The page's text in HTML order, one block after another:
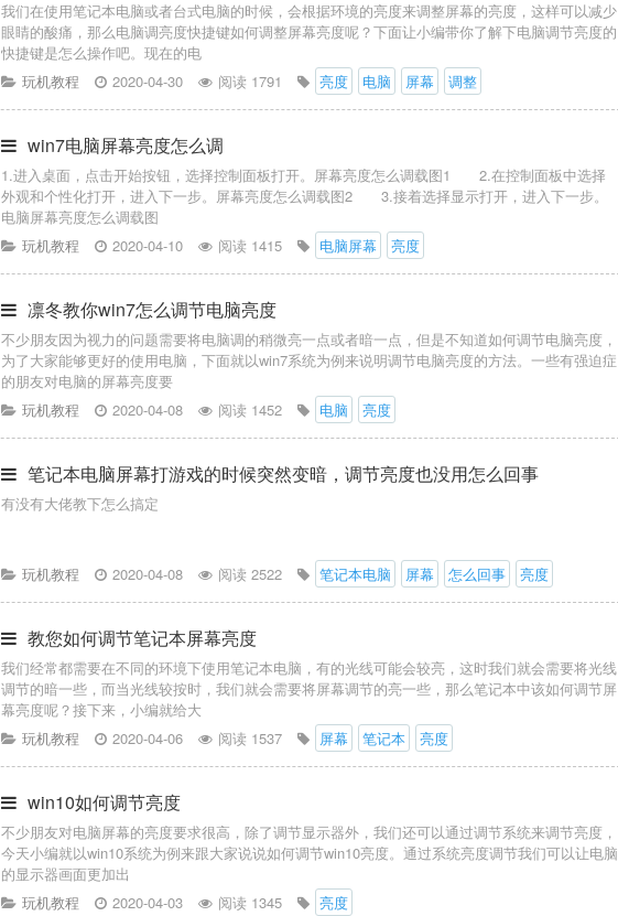
我们在使用笔记本电脑或者台式电脑的时候，会根据环境的亮度来调整屏幕的亮度，这样可以减少
眼睛的酸痛，那么电脑调亮度快捷键如何调整屏幕亮度呢？下面让小编带你了解下电脑调节亮度的
快捷键是怎么操作吧。现在的电
玩机教程
2020-04-30 阅读 1791 亮度 电脑 屏幕 调整
win7电脑屏幕亮度怎么调
1.进入桌面，点击开始按钮，选择控制面板打开。屏幕亮度怎么调载图1 2.在控制面板中选择
外观和个性化打开，进入下一步。屏幕亮度怎么调载图2 3.接着选择显示打开，进入下一步。
电脑屏幕亮度怎么调载图
玩机教程
2020-04-10 阅读 1415 电脑屏幕 亮度
凛冬教你win7怎么调节电脑亮度
不少朋友因为视力的问题需要将电脑调的稍微亮一点或者暗一点，但是不知道如何调节电脑亮度，
为了大家能够更好的使用电脑，下面就以win7系统为例来说明调节电脑亮度的方法。一些有强迫症
的朋友对电脑的屏幕亮度要
玩机教程
2020-04-08 阅读 1452 电脑 亮度
笔记本电脑屏幕打游戏的时候突然变暗，调节亮度也没用怎么回事
有没有大佬教下怎么搞定
玩机教程 2020-04-08 阅读 2522 笔记本电脑 屏幕 怎么回事 亮度
教您如何调节笔记本屏幕亮度
我们经常都需要在不同的环境下使用笔记本电脑，有的光线可能会较亮，这时我们就会需要将光线
调节的暗一些，而当光线较按时，我们就会需要将屏幕调节的亮一些，那么笔记本中该如何调节屏
幕亮度呢？接下来，小编就给大
玩机教程
2020-04-06 阅读 1537 屏幕 笔记本 亮度
win10如何调节亮度
不少朋友对电脑屏幕的亮度要求很高，除了调节显示器外，我们还可以通过调节系统来调节亮度，
今天小编就以win10系统为例来跟大家说说如何调节win10亮度。通过系统亮度调节我们可以让电脑
的显示器画面更加出
玩机教程
2020-04-03 阅读 1345 亮度